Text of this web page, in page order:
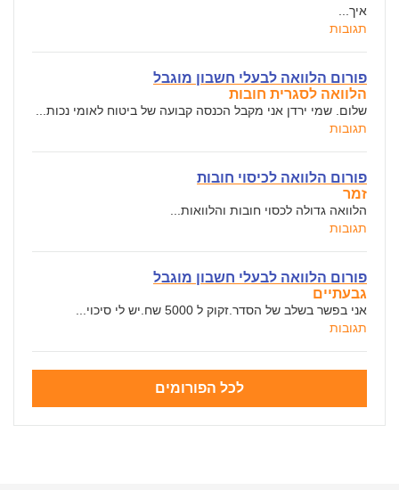
איך...
תגובות
פורום הלוואה לבעלי חשבון מוגבל
הלוואה לסגרית חובות
שלום. שמי ירדן אני מקבל הכנסה קבועה של ביטוח לאומי נכות...
תגובות
פורום הלוואה לכיסוי חובות
זמר
הלוואה גדולה לכסוי חובות והלוואות...
תגובות
פורום הלוואה לבעלי חשבון מוגבל
גבעתיים
אני בפשר בשלב של הסדר.זקוק ל 5000 שח.יש לי סיכוי...
תגובות
לכל הפורומים